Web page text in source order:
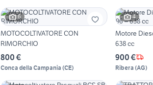
6
MOTOCOLTIVATORE CON
RIMORCHIO
800 €
Conca della Campania (CE)
4
Motore
638 cc
900 €
Ribera (AG)